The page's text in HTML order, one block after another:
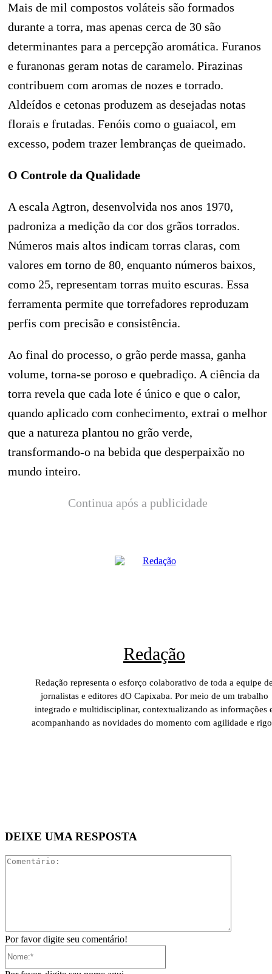
Mais de mil compostos voláteis são formados
durante a torra, mas apenas cerca de 30 são
determinantes para a percepção aromática. Furanos
e furanonas geram notas de caramelo. Pirazinas
contribuem com aromas de nozes e torrado.
Aldeídos e cetonas produzem as desejadas notas
florais e frutadas. Fenóis como o guaiacol, em
excesso, podem trazer lembranças de queimado.
O Controle da Qualidade
A escala Agtron, desenvolvida nos anos 1970,
padroniza a medição da cor dos grãos torrados.
Números mais altos indicam torras claras, com
valores em torno de 80, enquanto números baixos,
como 25, representam torras muito escuras. Essa
ferramenta permite que torrefadores reproduzam
perfis com precisão e consistência.
Ao final do processo, o grão perde massa, ganha
volume, torna-se poroso e quebradiço. A ciência da
torra revela que cada lote é único e que o calor,
quando aplicado com conhecimento, extrai o melhor
que a natureza plantou no grão verde,
transformando-o na bebida que desperpaixão no
mundo inteiro.
Continua após a publicidade
Redação
Redação representa o esforço colaborativo de toda a equipe
jornalistas e editores dO Capixaba. Por meio de um trabalho
integrado e multidisciplinar, contextualizando as informações
acompanhando as novidades do momento com agilidade e
DEIXE UMA RESPOSTA
Por favor digite seu comentário!